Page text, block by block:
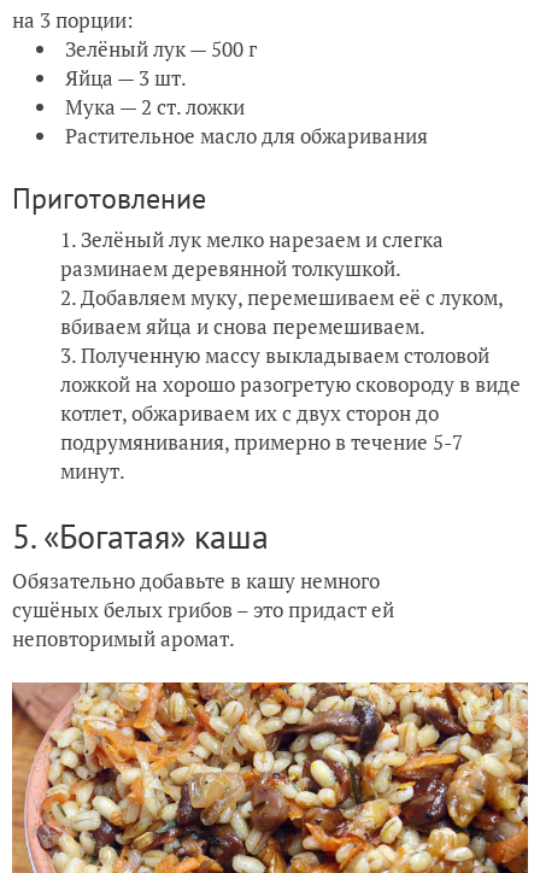
на 3 порции:
Зелёный лук — 500 г
Яйца — 3 шт.
Мука — 2 ст. ложки
Растительное масло для обжаривания
Приготовление
Зелёный лук мелко нарезаем и слегка
разминаем деревянной толкушкой.
Добавляем муку, перемешиваем её с луком,
вбиваем яйца и снова перемешиваем.
Полученную массу выкладываем столовой
ложкой на хорошо разогретую сковороду в виде
котлет, обжариваем их с двух сторон до
подрумянивания, примерно в течение 5-7
минут.
5. «Богатая» каша
Обязательно добавьте в кашу немного
сушёных белых грибов – это придаст ей
неповторимый аромат.